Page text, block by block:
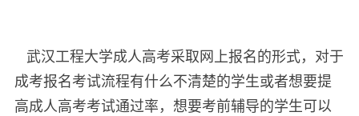
武汉工程大学成人高考采取网上报名的形式，对于
成考报名考试流程有什么不清楚的学生或者想要提
高成人高考考试通过率，想要考前辅导的学生可以